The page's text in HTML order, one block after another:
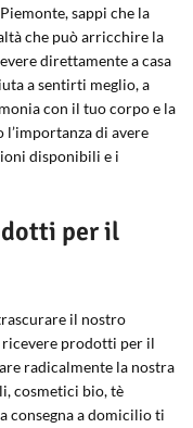
sappi che la
che può arricchire la
direttamente a casa
a sentirti meglio, a
con il tuo corpo e la
di avere
disponibili e i
per il
il nostro
ricevere prodotti per il
radicalmente la nostra
cosmetici bio, tè
consegna a domicilio ti